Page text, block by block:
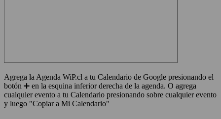
Agrega la Agenda WiP.cl a tu Calendario de Google presionando el
botón ➕ en la esquina inferior derecha de la agenda. O agrega
cualquier evento a tu Calendario presionando sobre cualquier evento
y luego "Copiar a Mi Calendario"